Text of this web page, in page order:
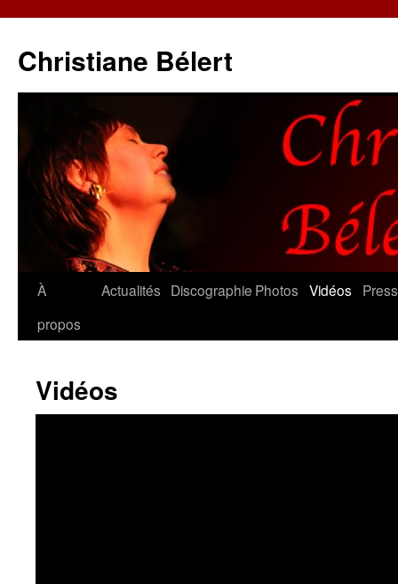
Christiane Bélert
Aller
À
propos
Actualités Discographie Photos Vidéos
Vidéos